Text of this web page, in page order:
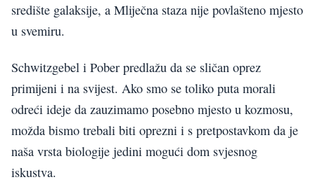
središte galaksije, a Mliječna staza nije povlašteno mjesto
u svemiru.
Schwitzgebel i Pober predlažu da se sličan oprez
primijeni i na svijest. Ako smo se toliko puta morali
odreći ideje da zauzimamo posebno mjesto u kozmosu,
možda bismo trebali biti oprezni i s pretpostavkom da je
naša vrsta biologije jedini mogući dom svjesnog
iskustva.